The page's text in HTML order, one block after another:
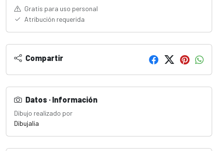
Gratis para uso personal
Atribución requerida
Compartir
Datos · Información
Dibujo realizado por
Dibujalia